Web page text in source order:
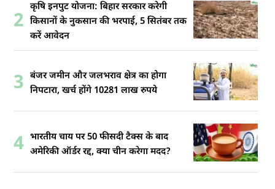
2
कृषि इनपुट योजना: बिहार सरकार करेगी
किसानों के नुकसान की भरपाई, 5 सितंबर तक
करें आवेदन
3 बंजर जमीन और जलभराव क्षेत्र का होगा
निपटारा, खर्च होंगे 10281 लाख रुपये
4 भारतीय चाय पर 50 फीसदी टैक्स के बाद
अमेरिकी ऑर्डर रद्द, क्या चीन करेगा मदद?